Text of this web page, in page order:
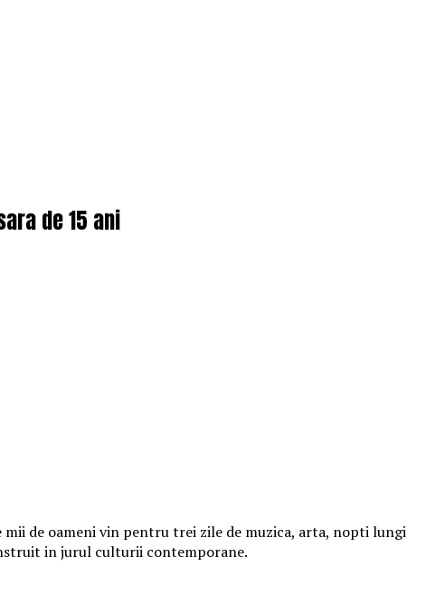
de 15 ani
de oameni vin pentru trei zile de muzica, arta, nopti lungi
in jurul culturii contemporane.